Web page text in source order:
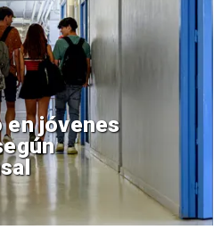
del Parque
con inversión